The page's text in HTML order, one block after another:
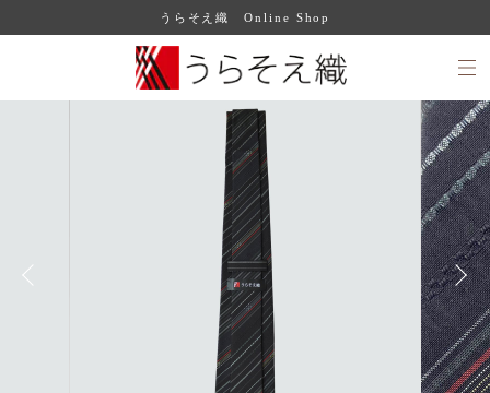
うらそえ織 Online Shop